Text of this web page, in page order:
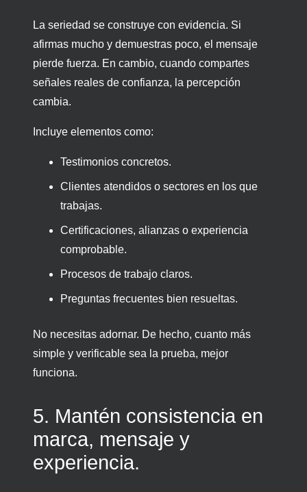
La seriedad se construye con evidencia. Si
afirmas mucho y demuestras poco, el mensaje
pierde fuerza. En cambio, cuando compartes
señales reales de confianza, la percepción
cambia.
Incluye elementos como:
Testimonios concretos.
Clientes atendidos o sectores en los que
trabajas.
Certificaciones, alianzas o experiencia
comprobable.
Procesos de trabajo claros.
Preguntas frecuentes bien resueltas.
No necesitas adornar. De hecho, cuanto más
simple y verificable sea la prueba, mejor
funciona.
5. Mantén consistencia en
marca, mensaje y
experiencia.